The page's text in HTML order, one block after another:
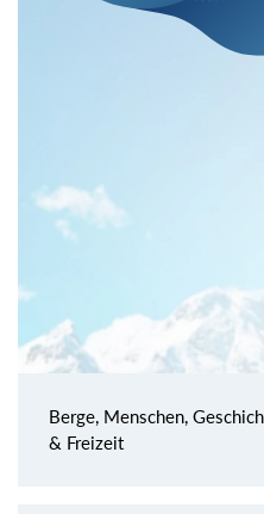
Berge, Menschen,
& Freizeit